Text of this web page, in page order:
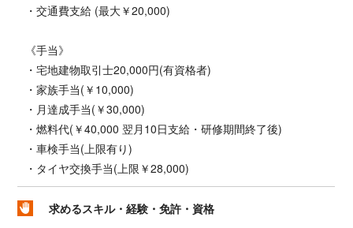
・交通費支給 (最大￥20,000)
《手当》
・宅地建物取引士20,000円(有資格者)
・家族手当(￥10,000)
・月達成手当(￥30,000)
・燃料代(￥40,000 翌月10日支給・研修期間終了後)
・車検手当(上限有り)
・タイヤ交換手当(上限￥28,000)
求めるスキル・経験・免許・資格